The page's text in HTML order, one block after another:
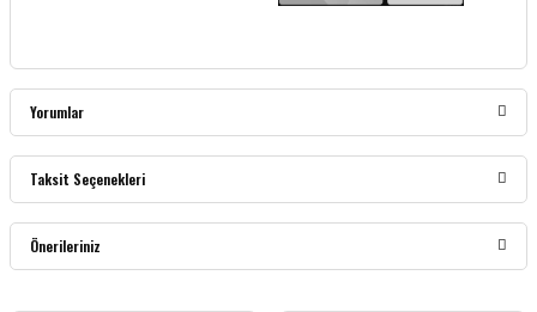
Yorumlar
Bu ürüne ilk yorumu siz yapın!
Taksit Seçenekleri
Önerileriniz